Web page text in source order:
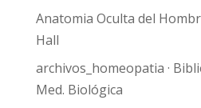
Anatomia Oculta del
Hall
archivos_homeopatia ·
Med. Biológica